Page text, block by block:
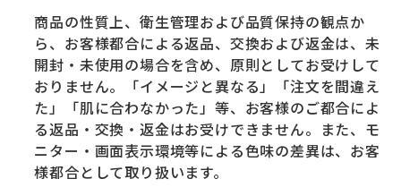
商品の性質上、衛生管理および品質保持の観点か
ら、お客様都合による返品、交換および返金は、未
開封・未使用の場合を含め、原則としてお受けして
おりません。「イメージと異なる」「注文を間違え
た」「肌に合わなかった」等、お客様のご都合によ
る返品・交換・返金はお受けできません。また、モ
ニター・画面表示環境等による色味の差異は、お客
様都合として取り扱います。